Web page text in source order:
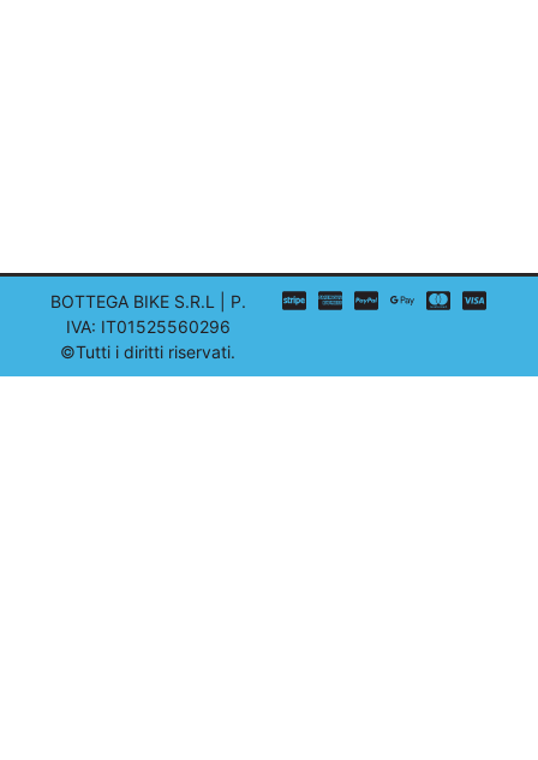
BOTTEGA BIKE S.R.L | P.
IVA: IT01525560296
©Tutti i diritti riservati.